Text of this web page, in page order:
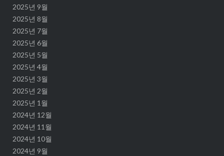
2025년 9월
2025년 8월
2025년 7월
2025년 6월
2025년 5월
2025년 4월
2025년 3월
2025년 2월
2025년 1월
2024년 12월
2024년 11월
2024년 10월
2024년 9월